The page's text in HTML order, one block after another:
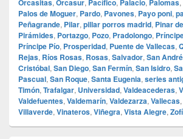
Orcasitas, Orcasur, Pacífico, Palacio, Palomas,
Palos de Moguer, Pardo, Pavones, Payo poni,
Peñagrande, Pilar, pillar porros madrid, Pinar
Pirámides, Portazgo, Pozo, Pradolongo,
Príncipe Pío, Prosperidad, Puente de Vallecas,
Rejas, Ríos Rosas, Rosas, Salvador, San
Cristóbal, San Diego, San Fermín, San Isidro,
Pascual, San Roque, Santa Eugenia, series
Timón, Trafalgar, Universidad, Valdeacederas,
Valdefuentes, Valdemarín, Valdezarza, Vallecas,
Villaverde, Vinateros, Viñegra, Vista Alegre,